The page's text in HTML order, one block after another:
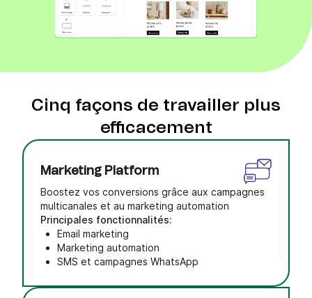
Cinq façons de travailler plus
efficacement
Marketing Platform
Boostez vos conversions grâce aux campagnes
multicanales et au marketing automation
Principales fonctionnalités:
Email marketing
Marketing automation
SMS et campagnes WhatsApp